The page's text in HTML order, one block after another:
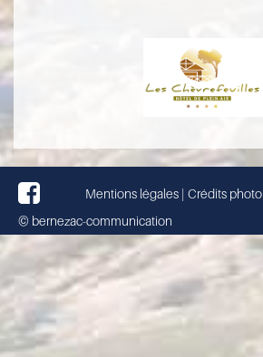
Mentions légales | Crédits photo
© bernezac-communication